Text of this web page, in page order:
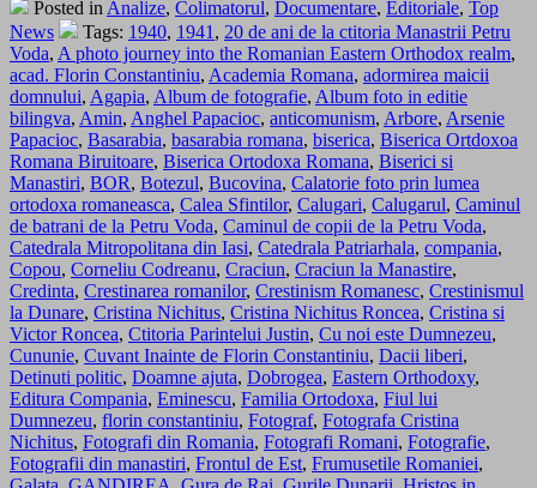
Posted in Analize, Colimatorul, Documentare, Editoriale, Top
News
Tags: 1940, 1941 , 20 de ani de la ctitoria Manastrii Petru
Voda, A photo journey into the Romanian Eastern Orthodox realm,
acad. Florin Constantiniu, Academia Romana, adormirea maicii
domnului, Agapia, Album de fotografie, Album foto in editie
bilingva, Amin, Anghel Papacioc, anticomunism, Arbore, Arsenie
Papacioc, Basarabia, basarabia romana, biserica, Biserica Ortdoxoa
Romana Biruitoare, Biserica Ortodoxa Romana, Biserici si
Manastiri, BOR, Botezul, Bucovina, Calatorie foto prin lumea
ortodoxa romaneasca, Calea Sfintilor, Calugari, Calugarul, Caminul
de batrani de la Petru Voda, Caminul de copii de la Petru Voda,
Catedrala Mitropolitana din Iasi, Catedrala Patriarhala, compania,
Copou, Corneliu Codreanu, Craciun, Craciun la Manastire,
Credinta, Crestinarea romanilor, Crestinism Romanesc, Crestinismul
la Dunare, Cristina Nichitus, Cristina Nichitus Roncea, Cristina si
Victor Roncea, Ctitoria Parintelui Justin, Cu noi este Dumnezeu,
Cununie, Cuvant Inainte de Florin Constantiniu, Dacii liberi,
Detinuti politic, Doamne ajuta, Dobrogea, Eastern Orthodoxy,
Editura Compania, Eminescu, Familia Ortodoxa, Fiul lui
Dumnezeu, florin constantiniu, Fotograf, Fotografa Cristina
Nichitus, Fotografi din Romania, Fotografi Romani, Fotografie,
Fotografii din manastiri, Frontul de Est, Frumusetile Romaniei,